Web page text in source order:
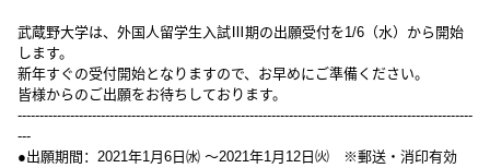
武蔵野大学は、外国人留学生入試Ⅲ期の出願受付を1/6（水）から開始
します。
新年すぐの受付開始となりますので、お早めにご準備ください。
皆様からのご出願をお待ちしております。
--------------------------------------------------------------------------------------------------------
---
●出願期間：2021年1月6日㈬ 〜2021年1月12日㈫ ※郵送・消印有効